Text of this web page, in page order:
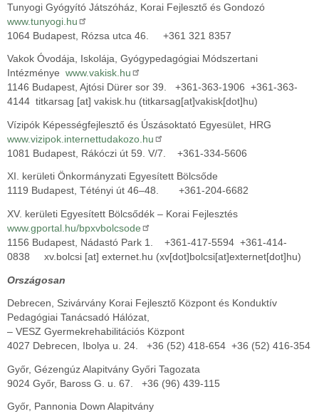
Tunyogi Gyógyító Játszóház, Korai Fejlesztő és Gondozó
www.tunyogi.hu
1064 Budapest, Rózsa utca 46. +361 321 8357
Vakok Óvodája, Iskolája, Gyógypedagógiai Módszertani
Intézménye www.vakisk.hu
1146 Budapest, Ajtósi Dürer sor 39. +361-363-1906 +361-363-
4144 titkarsag [at] vakisk.hu (titkarsag[at]vakisk[dot]hu)
Vízipók Képességfejlesztő és Úszásoktató Egyesület, HRG
www.vizipok.internettudakozo.hu
1081 Budapest, Rákóczi út 59. V/7. +361-334-5606
XI. kerületi Önkormányzati Egyesített Bölcsőde
1119 Budapest, Tétényi út 46–48. +361-204-6682
XV. kerületi Egyesített Bölcsődék – Korai Fejlesztés
www.gportal.hu/bpxvbolcsode
1156 Budapest, Nádastó Park 1. +361-417-5594 +361-414-
0838 xv.bolcsi [at] externet.hu (xv[dot]bolcsi[at]externet[dot]hu)
Országosan
Debrecen, Szivárvány Korai Fejlesztő Központ és Konduktív
Pedagógiai Tanácsadó Hálózat,
– VESZ Gyermekrehabilitációs Központ
4027 Debrecen, Ibolya u. 24. +36 (52) 418-654 +36 (52) 416-354
Győr, Gézengúz Alapitvány Győri Tagozata
9024 Győr, Baross G. u. 67. +36 (96) 439-115
Győr, Pannonia Down Alapitvány